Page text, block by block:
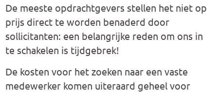
De meeste opdrachtgevers stellen het niet op
prijs direct te worden benaderd door
sollicitanten: een belangrijke reden om ons in
te schakelen is tijdgebrek!
De kosten voor het zoeken naar een vaste
medewerker komen uiteraard geheel voor